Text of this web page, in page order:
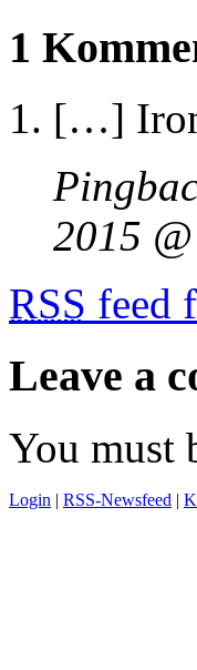
1
[…]
2015 @
RSS feed
Leave a
You must
Login | RSS-Newsfeed |